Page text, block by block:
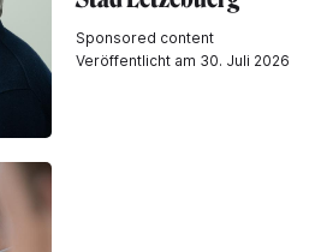
Sponsored content
Veröffentlicht am 30. Juli 2026